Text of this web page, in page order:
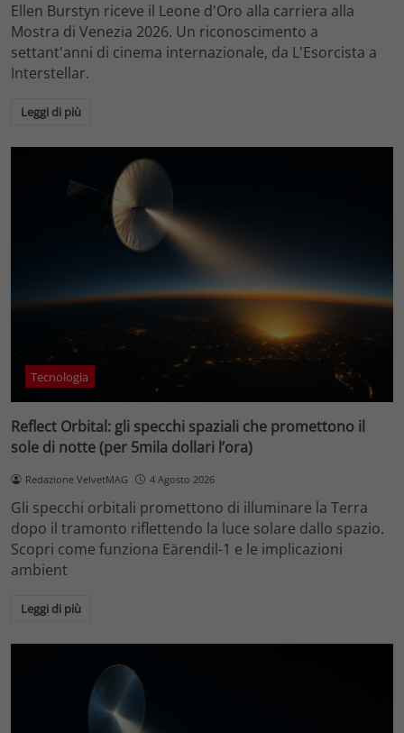
Ellen Burstyn riceve il Leone d'Oro alla carriera alla
Mostra di Venezia 2026. Un riconoscimento a
settant'anni di cinema internazionale, da L'Esorcista a
Interstellar.
Leggi di più
Tecnologia
Reflect Orbital: gli specchi spaziali che promettono il
sole di notte (per 5mila dollari l’ora)
Redazione VelvetMAG 4 Agosto 2026
Gli specchi orbitali promettono di illuminare la Terra
dopo il tramonto riflettendo la luce solare dallo spazio.
Scopri come funziona Eärendil-1 e le implicazioni
ambient
Leggi di più